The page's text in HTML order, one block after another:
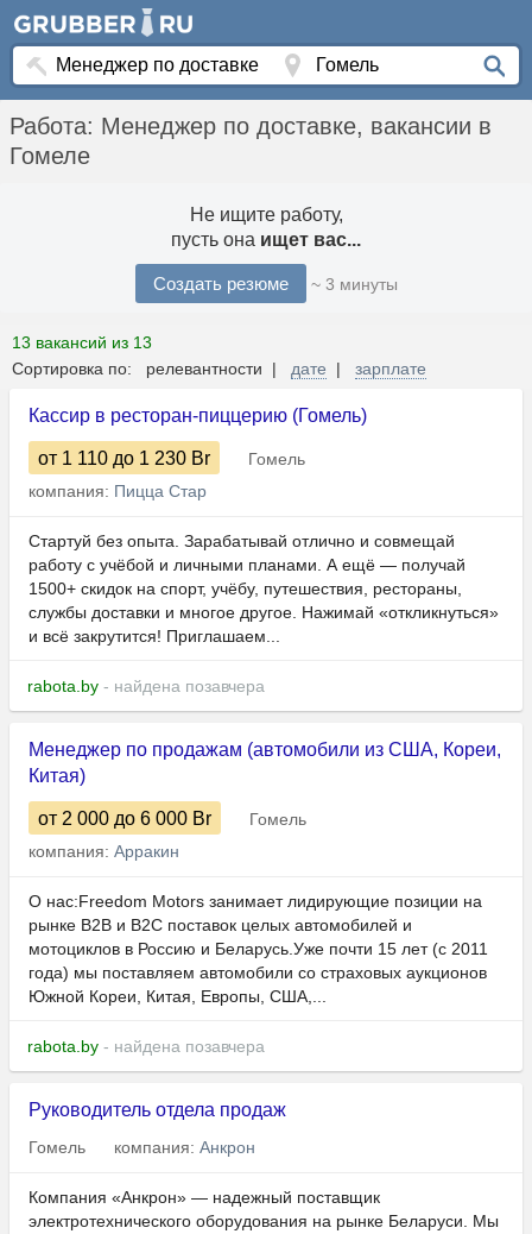
Работа: Менеджер по доставке, вакансии в
Гомеле
Не ищите работу,
пусть она ищет вас...
Создать резюме ~ 3 минуты
13 вакансий из 13
Сортировка по: релевантности | дате | зарплате
Кассир в ресторан-пиццерию (Гомель)
от 1 110 до 1 230 Br
Гомель
компания: Пицца Стар
Стартуй без опыта. Зарабатывай отлично и совмещай
работу с учёбой и личными планами. А ещё — получай
1500+ скидок на спорт, учёбу, путешествия, рестораны,
службы доставки и многое другое. Нажимай «откликнуться»
и всё закрутится! Приглашаем...
rabota.by - найдена позавчера
Менеджер по продажам (автомобили из США, Кореи,
Китая)
от 2 000 до 6 000 Br
Гомель
компания: Арракин
О нас:Freedom Motors занимает лидирующие позиции на
рынке B2B и B2C поставок целых автомобилей и
мотоциклов в Россию и Беларусь.Уже почти 15 лет (с 2011
года) мы поставляем автомобили со страховых аукционов
Южной Кореи, Китая, Европы, США,...
rabota.by - найдена позавчера
Руководитель отдела продаж
Гомель компания: Анкрон
Компания «Анкрон» — надежный поставщик
электротехнического оборудования на рынке Беларуси. Мы